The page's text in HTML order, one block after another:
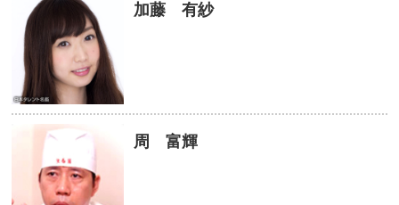
加藤 有紗
周 富輝